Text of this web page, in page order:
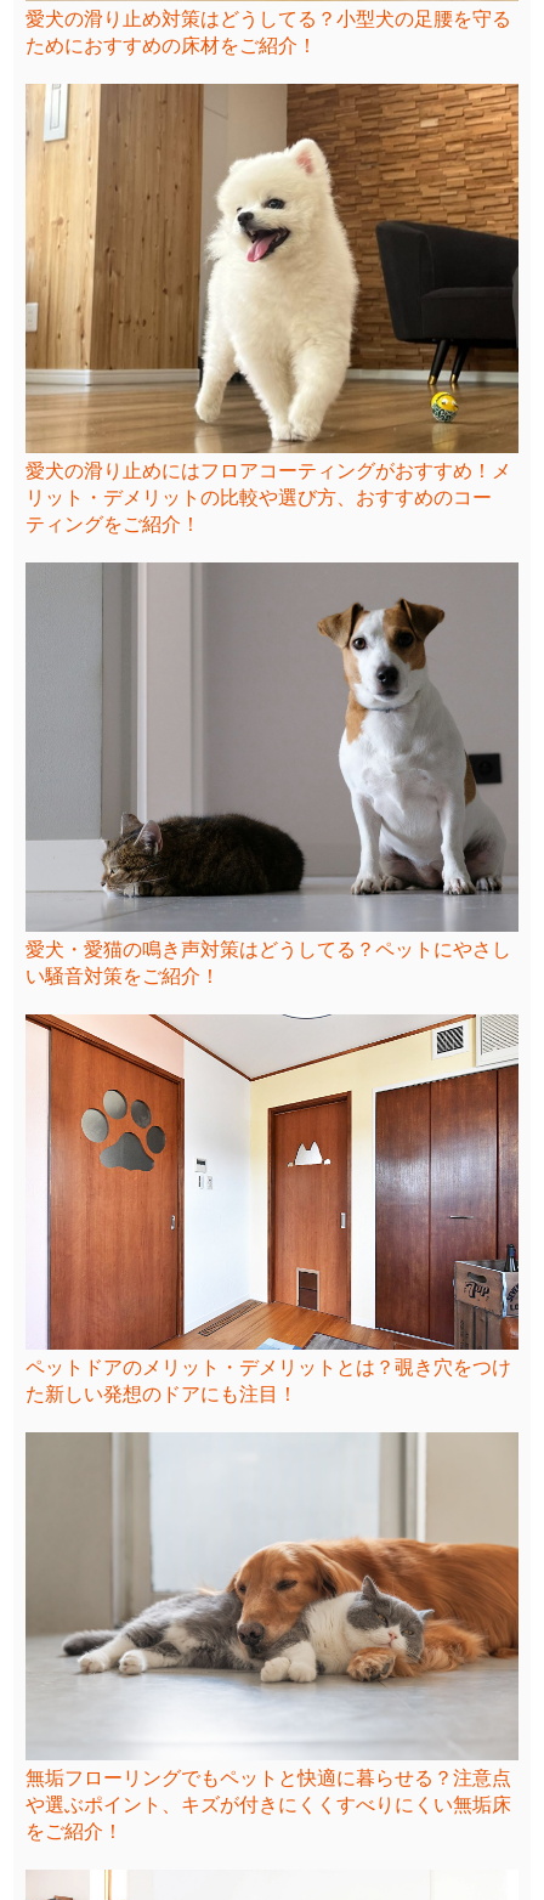
愛犬の滑り止め対策はどうしてる？小型犬の足腰を守る
ためにおすすめの床材をご紹介！
愛犬の滑り止めにはフロアコーティングがおすすめ！メ
リット・デメリットの比較や選び方、おすすめのコー
ティングをご紹介！
愛犬・愛猫の鳴き声対策はどうしてる？ペットにやさし
い騒音対策をご紹介！
ペットドアのメリット・デメリットとは？覗き穴をつけ
た新しい発想のドアにも注目！
無垢フローリングでもペットと快適に暮らせる？注意点
や選ぶポイント、キズが付きにくくすべりにくい無垢床
をご紹介！